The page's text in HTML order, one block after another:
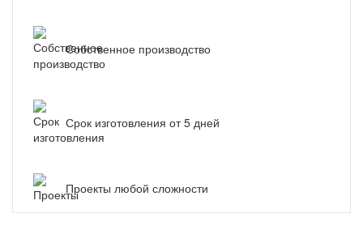
Собственное производство
Срок изготовления от 5 дней
Проекты любой сложности